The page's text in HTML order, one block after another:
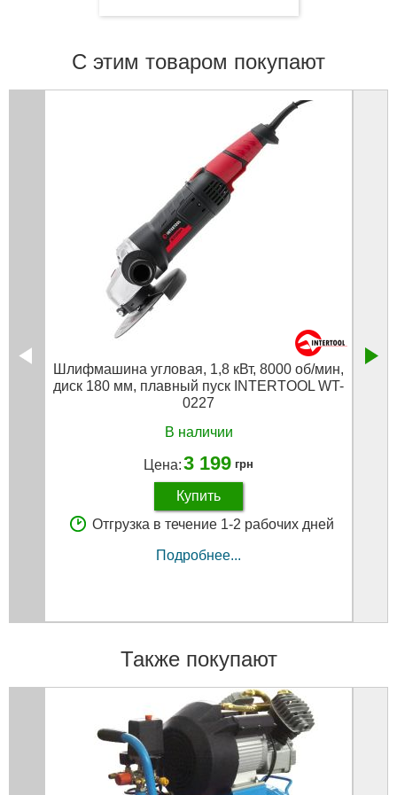
С этим товаром покупают
Шлифмашина угловая, 1,8 кВт, 8000 об/мин,
диск 180 мм, плавный пуск INTERTOOL WT-
0227
В наличии
Цена:3 199 грн
Купить
Отгрузка в течение 1-2 рабочих дней
Подробнее...
Также покупают